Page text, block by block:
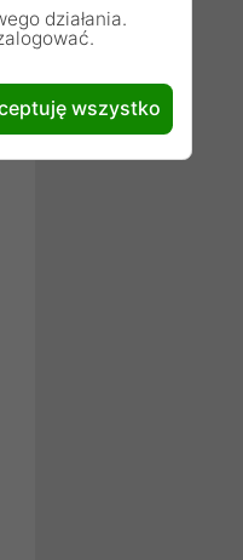
działania.
wszystko